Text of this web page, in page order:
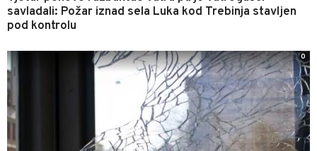
savladali: Požar iznad sela Luka kod Trebinja stavljen
pod kontrolu
0